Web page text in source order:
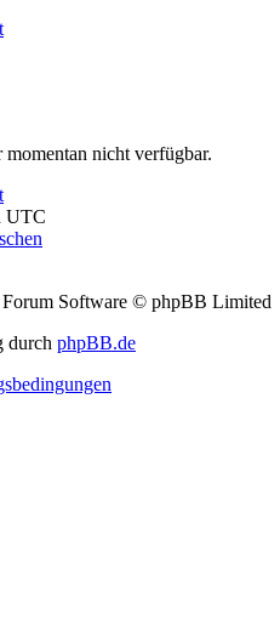
nicht verfügbar.
UTC
Software © phpBB Limited
durch phpBB.de